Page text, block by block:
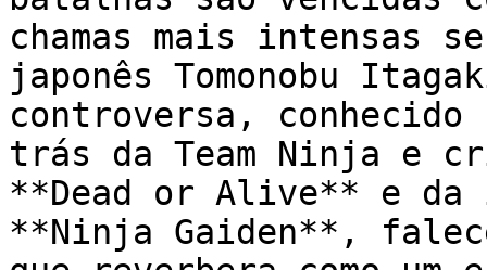
chamas mais intensas
japonês Tomonobu
controversa,
trás da Team Ninja e
**Dead or Alive** e da
**Ninja Gaiden**,